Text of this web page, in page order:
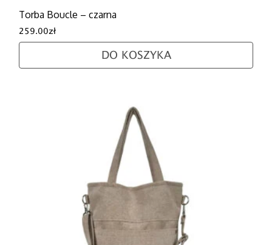
Torba Boucle – czarna
259.00zł
DO KOSZYKA